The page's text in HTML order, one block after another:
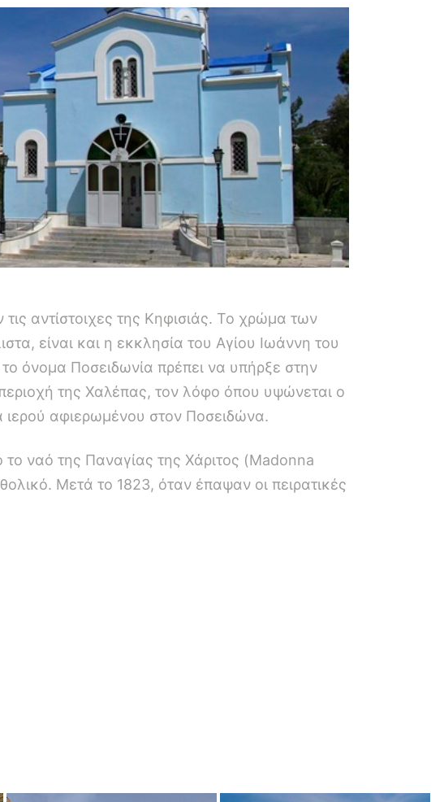
αντίστοιχες της Κηφισιάς. Το χρώμα των
είναι και η εκκλησία του Αγίου Ιωάννη του
όνομα Ποσειδωνία πρέπει να υπήρξε στην
της Χαλέπας, τον λόφο όπου υψώνεται ο
ιερού αφιερωμένου στον Ποσειδώνα.
ναό της Παναγίας της Χάριτος (Madonna
Μετά το 1823, όταν έπαψαν οι πειρατικές